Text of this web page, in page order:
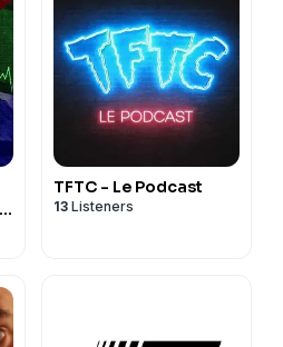
TFTC - Le Podcast
13 Listeners